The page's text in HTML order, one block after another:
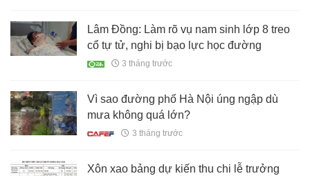
Lâm Đồng: Làm rõ vụ nam sinh lớp 8 treo
cổ tự tử, nghi bị bạo lực học đường
3 tháng trước
Vì sao đường phố Hà Nội úng ngập dù
mưa không quá lớn?
3 tháng trước
Xôn xao bảng dự kiến thu chi lễ trưởng